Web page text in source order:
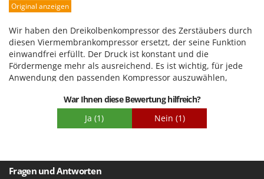
Smartwood
Smeg
Snapper
Solidur
Spice Electronics
Spiralmac
Spring Protezione
Stiga
Leistung
Qualität / Preis
Schwierigkeitsgrad Zusammenbau
Verpackung
Original anzeigen
Wir haben den Dreikolbenkompressor des Zerstäubers durch
diesen Viermembrankompressor ersetzt, der seine Funktion
einwandfrei erfüllt. Der Druck ist konstant und die
Fördermenge mehr als ausreichend. Es ist wichtig, für jede
Anwendung den passenden Kompressor auszuwählen,
Betriebsdruck. Bei korrekter Auswahl gibt es keine Probleme.
Der Preis ist angemessen und die Qualität gut.
War Ihnen diese Bewertung hilfreich?
Ja (1) Nein (1)
Fragen und Antworten